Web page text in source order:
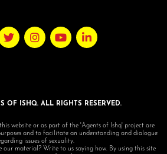
OF ISHQ. ALL RIGHTS RESERVED.
website or as part of the 'Agents of Ishq' project are
and to facilitate an understanding and dialogue
issues of sexuality.
our material? Write to us saying how. By using this site